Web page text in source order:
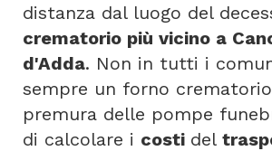
distanza dal luogo del
crematorio più vicino a
d'Adda. Non in tutti i
sempre un forno
premura delle pompe
di calcolare i costi del